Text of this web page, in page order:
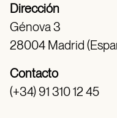
Dirección
Génova 3
28004 Madrid
Contacto
(+34) 91 310 12 45